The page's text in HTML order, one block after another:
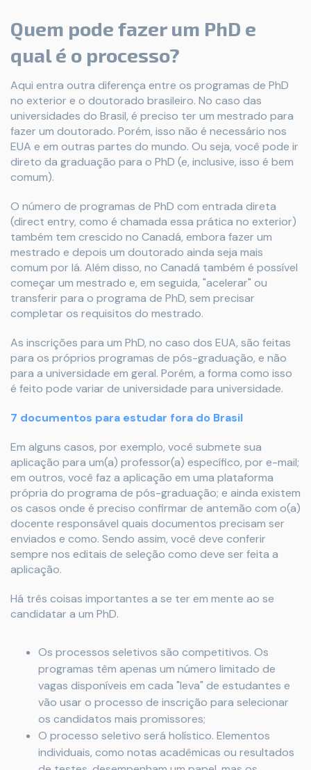
Quem pode fazer um PhD e
qual é o processo?
Aqui entra outra diferença entre os programas de PhD
no exterior e o doutorado brasileiro. No caso das
universidades do Brasil, é preciso ter um mestrado para
fazer um doutorado. Porém, isso não é necessário nos
EUA e em outras partes do mundo. Ou seja, você pode ir
direto da graduação para o PhD (e, inclusive, isso é bem
comum).
O número de programas de PhD com entrada direta
(direct entry, como é chamada essa prática no exterior)
também tem crescido no Canadá, embora fazer um
mestrado e depois um doutorado ainda seja mais
comum por lá. Além disso, no Canadá também é possível
começar um mestrado e, em seguida, "acelerar" ou
transferir para o programa de PhD, sem precisar
completar os requisitos do mestrado.
As inscrições para um PhD, no caso dos EUA, são feitas
para os próprios programas de pós-graduação, e não
para a universidade em geral. Porém, a forma como isso
é feito pode variar de universidade para universidade.
7 documentos para estudar fora do Brasil
Em alguns casos, por exemplo, você submete sua
aplicação para um(a) professor(a) específico, por e-mail;
em outros, você faz a aplicação em uma plataforma
própria do programa de pós-graduação; e ainda existem
os casos onde é preciso confirmar de antemão com o(a)
docente responsável quais documentos precisam ser
enviados e como. Sendo assim, você deve conferir
sempre nos editais de seleção como deve ser feita a
aplicação.
Há três coisas importantes a se ter em mente ao se
candidatar a um PhD.
Os processos seletivos são competitivos. Os
programas têm apenas um número limitado de
vagas disponíveis em cada "leva" de estudantes e
vão usar o processo de inscrição para selecionar
os candidatos mais promissores;
O processo seletivo será holístico. Elementos
individuais, como notas acadêmicas ou resultados